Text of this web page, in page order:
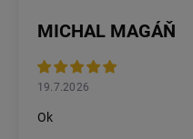
MICHAL MAGÁŇ
19.7.2026
Ok